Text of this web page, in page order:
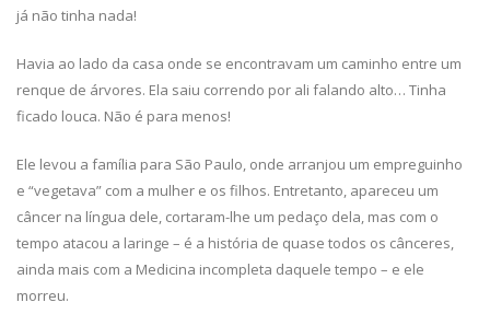
já não tinha nada!
Havia ao lado da casa onde se encontravam um caminho entre um
renque de árvores. Ela saiu correndo por ali falando alto… Tinha
ficado louca. Não é para menos!
Ele levou a família para São Paulo, onde arranjou um empreguinho
e “vegetava” com a mulher e os filhos. Entretanto, apareceu um
câncer na língua dele, cortaram-lhe um pedaço dela, mas com o
tempo atacou a laringe – é a história de quase todos os cânceres,
ainda mais com a Medicina incompleta daquele tempo – e ele
morreu.